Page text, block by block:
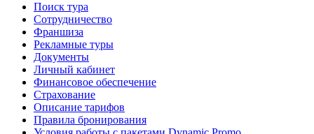
Поиск тура
Сотрудничество
Франшиза
Рекламные туры
Документы
Личный кабинет
Финансовое обеспечение
Страхование
Описание тарифов
Правила бронирования